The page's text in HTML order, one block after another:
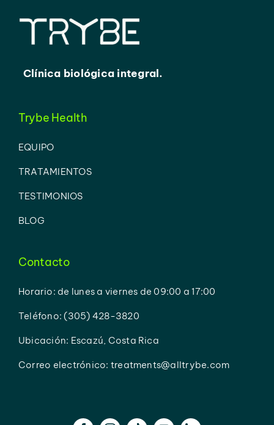
Clínica biológica integral.
Trybe Health
EQUIPO
TRATAMIENTOS
TESTIMONIOS
BLOG
Contacto
Horario: de lunes a viernes de 09:00 a 17:00
Teléfono: (305) 428-3820
Ubicación: Escazú, Costa Rica
Correo electrónico: treatments@alltrybe.com